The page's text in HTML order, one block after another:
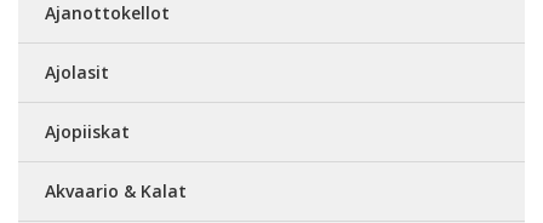
Ajanottokellot
Ajolasit
Ajopiiskat
Akvaario & Kalat